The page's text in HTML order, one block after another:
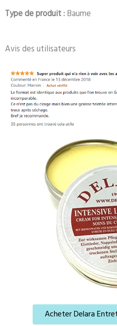
Type de produit :Baume
Avis des utilisateurs
Acheter Delara